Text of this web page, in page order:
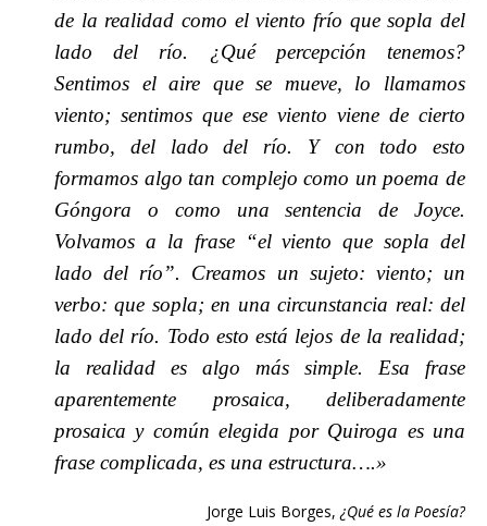
de la realidad como el viento frío que sopla del
lado del río. ¿Qué percepción tenemos?
Sentimos el aire que se mueve, lo llamamos
viento; sentimos que ese viento viene de cierto
rumbo, del lado del río. Y con todo esto
formamos algo tan complejo como un poema de
Góngora o como una sentencia de Joyce.
Volvamos a la frase “el viento que sopla del
lado del río”. Creamos un sujeto: viento; un
verbo: que sopla; en una circunstancia real: del
lado del río. Todo esto está lejos de la realidad;
la realidad es algo más simple. Esa frase
aparentemente prosaica, deliberadamente
prosaica y común elegida por Quiroga es una
frase complicada, es una estructura….»
Jorge Luis Borges, ¿Qué es la Poesía?